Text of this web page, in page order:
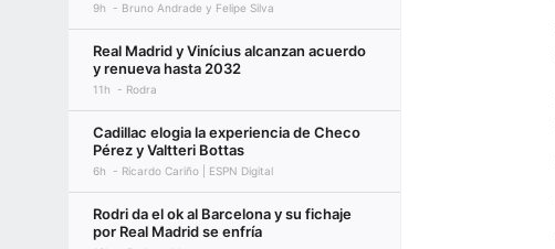
9h Bruno Andrade y Felipe Silva
Real Madrid y Vinícius alcanzan acuerdo
y renueva hasta 2032
11h Rodra
Cadillac elogia la experiencia de Checo
Pérez y Valtteri Bottas
6h Ricardo Cariño | ESPN Digital
Rodri da el ok al Barcelona y su fichaje
por Real Madrid se enfría